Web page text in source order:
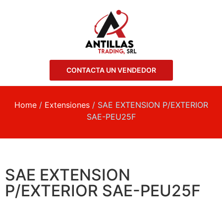
CONTACTA UN VENDEDOR
Home/ Extensiones/ SAE EXTENSION P/EXTERIOR
SAE-PEU25F
SAE EXTENSION
P/EXTERIOR SAE-PEU25F